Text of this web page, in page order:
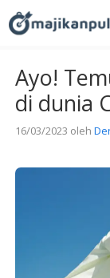
Langsung
ke
Ayo!
di dunia
16/03/2023 oleh